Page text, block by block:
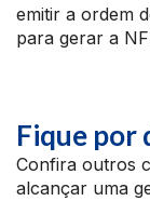
emitir a ordem
para gerar a
Fique por
Confira outros
alcançar uma